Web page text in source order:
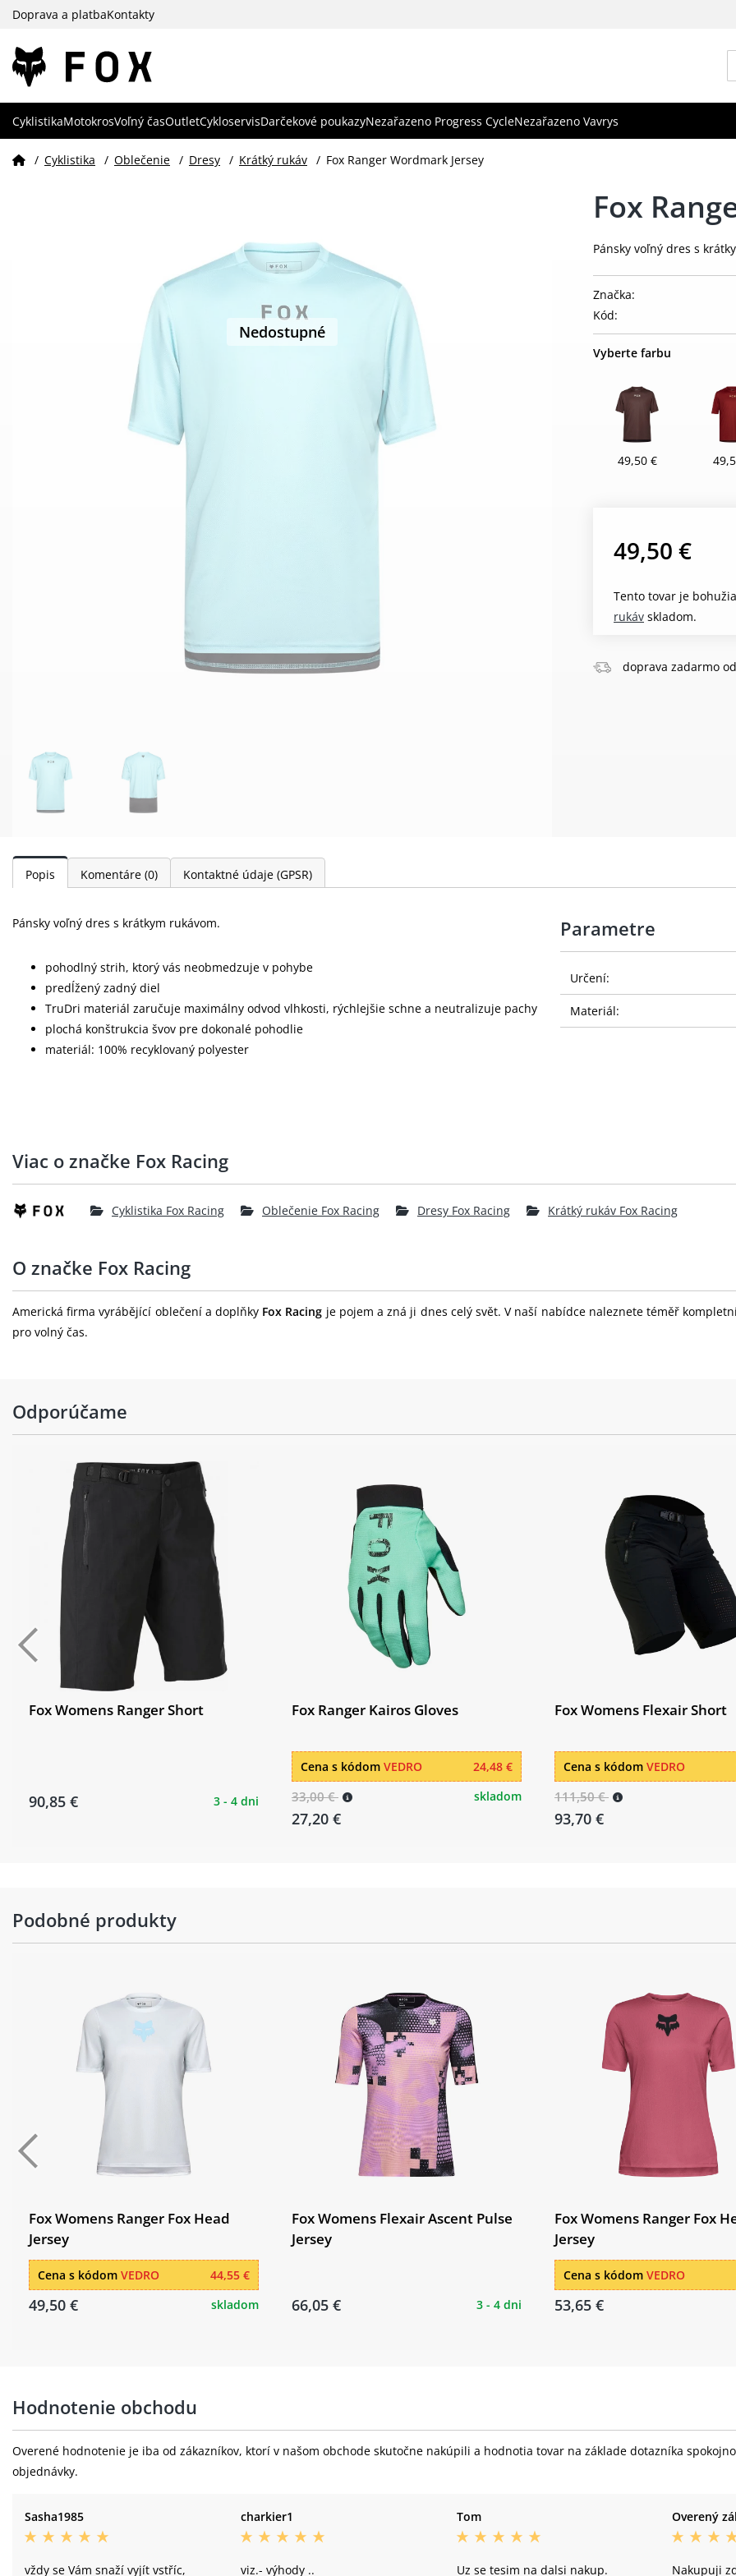
Doprava a platbaKontakty
CyklistikaMotokrosVoľný časOutletCykloservisDarčekové poukazyNezařazeno Progress CycleNezařazeno Vavrys
/ Cyklistika / Oblečenie / Dresy / Krátký rukáv / Fox Ranger Wordmark Jersey
Nedostupné
Fox
Pánsky voľný dres s
Značka:
Kód:
Vyberte farbu
49,50 €
49,50 €
Tento tovar je
rukáv skladom.
doprava zadarmo
Popis Komentáre (0) Kontaktné údaje (GPSR)
Pánsky voľný dres s krátkym rukávom.
pohodlný strih, ktorý vás neobmedzuje v pohybe
predĺžený zadný diel
TruDri materiál zaručuje maximálny odvod vlhkosti, rýchlejšie schne a neutralizuje pachy
plochá konštrukcia švov pre dokonalé pohodlie
materiál: 100% recyklovaný polyester
Parametre
Určení:
Materiál:
Viac o značke Fox Racing
Cyklistika Fox Racing Oblečenie Fox Racing Dresy Fox Racing Krátký rukáv Fox Racing
O značke Fox Racing
Americká firma vyrábějící oblečení a doplňky Fox Racing je pojem a zná ji dnes celý svět. V naší nabídce naleznete téměř
pro volný čas.
Odporúčame
Fox Womens Ranger Short
90,85 € 3 - 4 dni
Fox Ranger Kairos Gloves
24,48 €
Cena s kódom VEDRO
33,00 €
27,20 €
skladom
Fox Womens Flexair Short
Cena s kódom VEDRO
111,50 €
93,70 €
Podobné produkty
Fox Womens Ranger Fox Head
Jersey
44,55 €
Cena s kódom VEDRO
49,50 € skladom
Fox Womens Flexair Ascent Pulse
Jersey
66,05 € 3 - 4 dni
Fox Womens Ranger Fox
Jersey
Cena s kódom VEDRO
53,65 €
Hodnotenie obchodu
Overené hodnotenie je iba od zákazníkov, ktorí v našom obchode skutočne nakúpili a hodnotia tovar na základe dotazníka
objednávky.
Sasha1985
vždy se Vám snaží vyjít vstříc,
charkier1
viz.- výhody ..
Tom
Uz se tesim na dalsi nakup.
Overený
Nakupuji